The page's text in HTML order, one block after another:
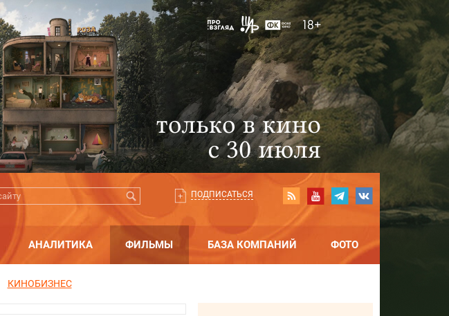
ПОДПИСАТЬСЯ
АНАЛИТИКА ФИЛЬМЫ БАЗА КОМПАНИЙ ФОТО
КИНОБИЗНЕС